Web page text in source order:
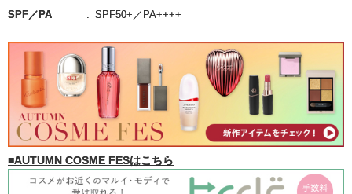
SPF／PA
SPF50+／PA++++
■AUTUMN COSME FESはこちら